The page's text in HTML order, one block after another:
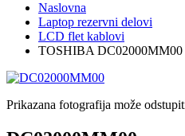
Naslovna
Laptop rezervni delovi
LCD flet kablovi
TOSHIBA DC02000MM00
Prikazana fotografija može